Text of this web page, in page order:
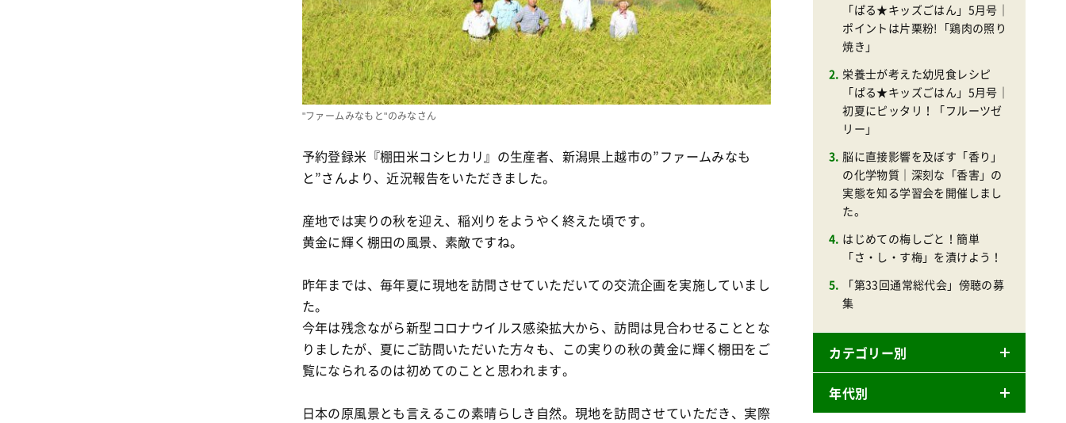
"ファームみなもと"のみなさん
予約登録米『棚田米コシヒカリ』の生産者、新潟県上越市の”ファームみなも
と”さんより、近況報告をいただきました。
産地では実りの秋を迎え、稲刈りをようやく終えた頃です。
黄金に輝く棚田の風景、素敵ですね。
昨年までは、毎年夏に現地を訪問させていただいての交流企画を実施していまし
た。
今年は残念ながら新型コロナウイルス感染拡大から、訪問は見合わせることとな
りましたが、夏にご訪問いただいた方々も、この実りの秋の黄金に輝く棚田をご
覧になられるのは初めてのことと思われます。
日本の原風景とも言えるこの素晴らしき自然。現地を訪問させていただき、実際
「ぱる★キッズごはん」5月号｜
ポイントは片栗粉!「鶏肉の照り
焼き」
栄養士が考えた幼児食レシピ
「ぱる★キッズごはん」5月号｜
初夏にピッタリ！「フルーツゼ
リー」
脳に直接影響を及ぼす「香り」
の化学物質｜深刻な「香害」の
実態を知る学習会を開催しまし
た。
はじめての梅しごと！簡単
「さ・し・す梅」を漬けよう！
「第33回通常総代会」傍聴の募
集
カテゴリー別
ニュースリリース
年代別